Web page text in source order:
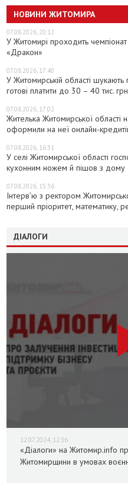
НОВИНИ ЖИТОМИРА
07.08.2026, 20:12
У Житомирі проходить
«Дракон»
07.08.2026, 17:40
У Житомирській області
готові платити до 30 – 40 тис. грн
07.08.2026, 17:02
Жителька Житомирської
оформили на неї онлайн-
07.08.2026, 16:31
У селі Житомирської області
кухонним ножем й пішов з дому
07.08.2026, 15:36
Інтерв’ю з ректором
перший пріоритет, математику,
ДІАЛОГИ
12.07.2024, 12:36
«Діалоги» на Житомир.info
Житомирщини в умовах